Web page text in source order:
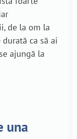
de la om la
ca să ai
ajungă la
una